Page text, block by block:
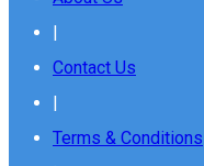
|
Contact Us
|
Terms & Conditions